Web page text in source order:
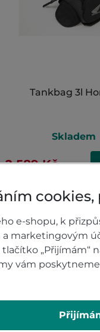
Tankbag 3l
Skladem
2 589 Kč
cookies,
e-shopu, k
marketingovým
„Přijímám“
vám